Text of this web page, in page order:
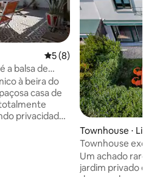
5 de uma avaliação média
5 (8)
a balsa de
gratuito
à beira do
casa de
privacidade,
Townhouse ⋅
Townhouse
e parque | Lisboa
Um achado raro
jardim privado e